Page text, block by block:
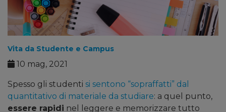
Vita da Studente e Campus
10 mag, 2021
Spesso gli studenti si sentono “sopraffatti” dal
quantitativo di materiale da studiare: a quel punto,
essere rapidi nel leggere e memorizzare tutto